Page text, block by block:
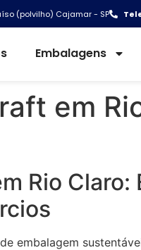
(polvilho) Cajamar - SP
Embalagens
em
Rio
embalagem